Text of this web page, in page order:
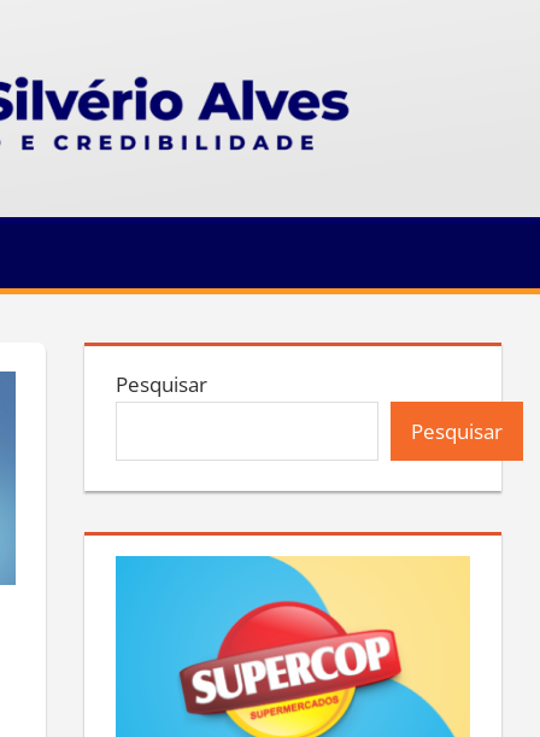
Pesquisar
Pesquisar